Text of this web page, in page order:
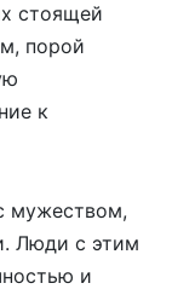
стоящей
порой
к
мужеством,
Люди с этим
и